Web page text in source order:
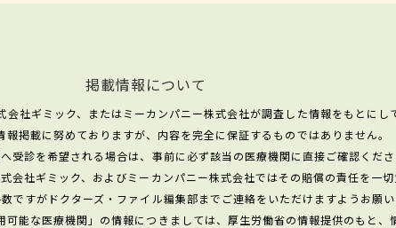
掲載情報について
社ギミック、またはミーカンパニー株式会社が調査した情報をもとにし
報掲載に努めておりますが、内容を完全に保証するものではありません。
受診を希望される場合は、事前に必ず該当の医療機関に直接ご確認くださ
会社ギミック、およびミーカンパニー株式会社ではその賠償の責任を一切
ですがドクターズ・ファイル編集部までご連絡をいただけますようお願い
能な医療機関」の情報につきましては、厚生労働省の情報提供のもと、